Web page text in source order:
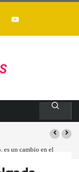
es un cambio en el